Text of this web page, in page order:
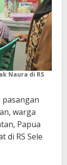
Naura di RS
warga
Papua
di RS Sele